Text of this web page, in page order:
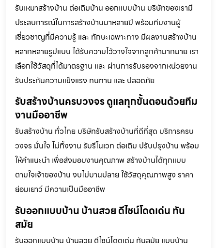
รับเหมาสร้างบ้าน ต่อเติมบ้าน ออกแบบบ้าน บริษัทของเรามี
ประสบการณ์ในการสร้างบ้านมาหลายปี พร้อมทีมงานผู้
เชี่ยวชาญที่มีความรู้ และ ทักษะเฉพาะทาง มีผลงานสร้างบ้าน
หลากหลายรูปแบบ ได้รับความไว้วางใจจากลูกค้ามากมาย เรา
เลือกใช้วัสดุที่ได้มาตรฐาน และ ผ่านการรับรองจากหน่วยงาน
รับประกันความแข็งแรง ทนทาน และ ปลอดภัย
รับสร้างบ้านครบวงจร ดูแลทุกขั้นตอนด้วยทีม
งานมืออาชีพ
รับสร้างบ้าน ทั่วไทย บริษัทรับสร้างบ้านที่ดีที่สุด บริการครบ
วงจร มั่นใจ ไม่ทิ้งงาน รับรีโนเวท ต่อเติม ปรับปรุงบ้าน พร้อม
ให้คำแนะนำ เพื่อส่งมอบงานคุณภาพ สร้างบ้านได้ทุกแบบ
ตามใจเจ้าของบ้าน งบไม่บานปลาย ใช้วัสดุคุณภาพสูง ราคา
ย่อมเยาว์ มีความเป็นมืออาชีพ
รับออกแบบบ้าน บ้านสวย ดีไซน์โดดเด่น ทัน
สมัย
รับออกแบบบ้าน บ้านสวย ดีไซน์โดดเด่น ทันสมัย แบบบ้าน